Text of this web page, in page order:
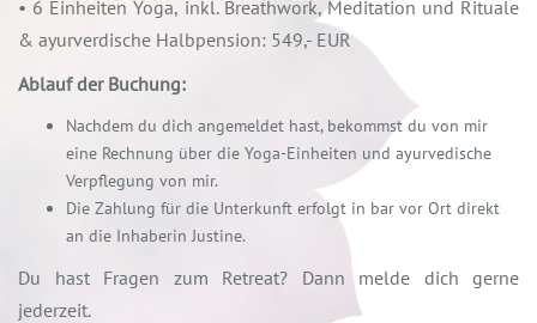
• 6 Einheiten Yoga, inkl. Breathwork, Meditation und Rituale
& ayurverdische Halbpension: 549,- EUR
Ablauf der Buchung:
Nachdem du dich angemeldet hast, bekommst du von mir
eine Rechnung über die Yoga-Einheiten und ayurvedische
Verpflegung von mir.
Die Zahlung für die Unterkunft erfolgt in bar vor Ort direkt
an die Inhaberin Justine.
Du hast Fragen zum Retreat? Dann melde dich gerne
jederzeit.